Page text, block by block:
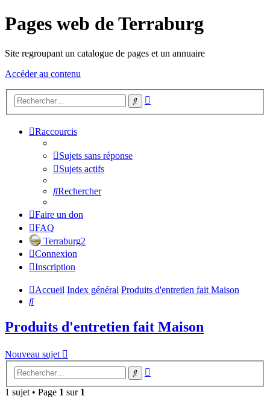
Pages web de Terraburg
Site regroupant un catalogue de pages et un annuaire
Accéder au contenu
Rechercher
Raccourcis
Sujets sans réponse
Sujets actifs
Rechercher
Faire un don
FAQ
Terraburg2
Connexion
Inscription
Accueil Index général Produits d'entretien fait Maison
Rechercher
Produits d'entretien fait Maison
Nouveau sujet
Rechercher
1 sujet • Page 1 sur 1